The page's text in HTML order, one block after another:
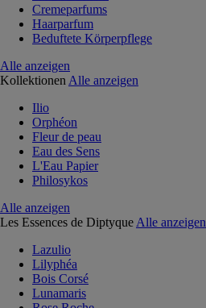
Cremeparfums
Haarparfum
Beduftete Körperpflege
Alle anzeigen
Kollektionen Alle anzeigen
Ilio
Orphéon
Fleur de peau
Eau des Sens
L'Eau Papier
Philosykos
Alle anzeigen
Les Essences de Diptyque Alle anzeigen
Lazulio
Lilyphéa
Bois Corsé
Lunamaris